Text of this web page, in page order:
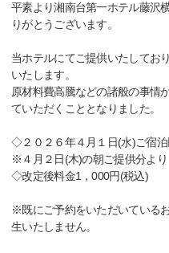
平素より湘南台第一ホテル藤沢
りがとうございます。
当ホテルにてご提供いたしてお
いたします。
原材料費高騰などの諸般の事情
ていただくこととなりました。
◇２０２６年４月１日(水)ご宿泊
※４月２日(木)の朝ご提供分より
◇改定後料金1，000円(税込)
※既にご予約をいただいている
生いたしません。